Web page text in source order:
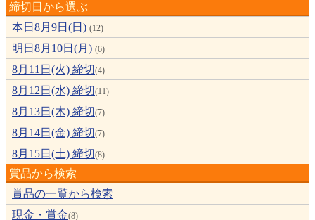
締切日から選ぶ
本日8月9日(日) (12)
明日8月10日(月) (6)
8月11日(火) 締切(4)
8月12日(水) 締切(11)
8月13日(木) 締切(7)
8月14日(金) 締切(7)
8月15日(土) 締切(8)
賞品から検索
賞品の一覧から検索
現金・賞金(8)